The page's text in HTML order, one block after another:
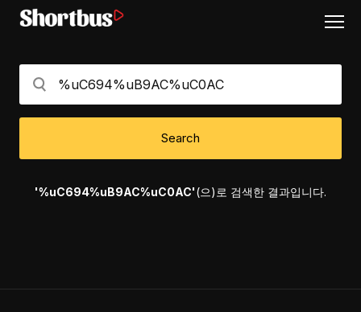
Search
'%uC694%uB9AC%uC0AC'(으)로 검색한 결과입니다.